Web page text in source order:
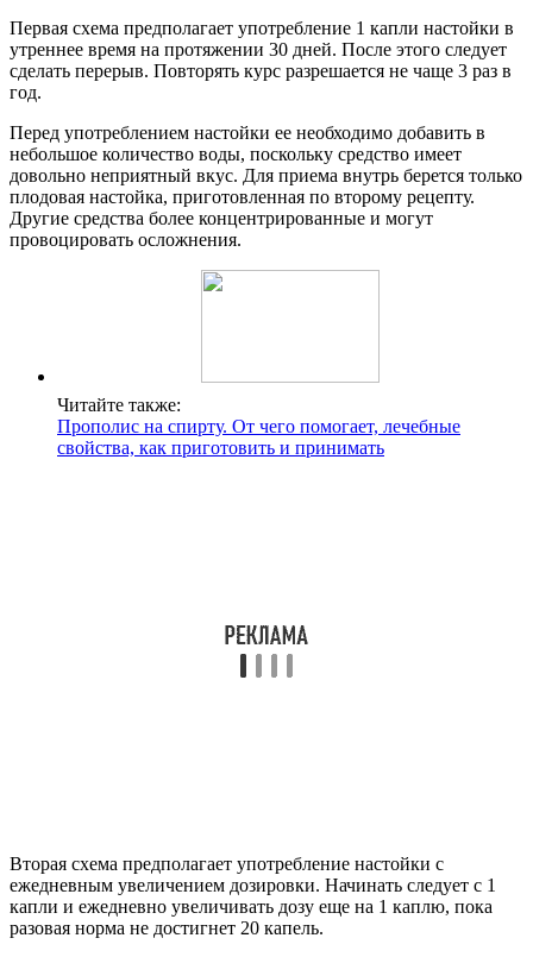
Первая схема предполагает употребление 1 капли настойки в
утреннее время на протяжении 30 дней. После этого следует
сделать перерыв. Повторять курс разрешается не чаще 3 раз в
год.
Перед употреблением настойки ее необходимо добавить в
небольшое количество воды, поскольку средство имеет
довольно неприятный вкус. Для приема внутрь берется только
плодовая настойка, приготовленная по второму рецепту.
Другие средства более концентрированные и могут
провоцировать осложнения.
Читайте также:
Прополис на спирту. От чего помогает, лечебные
свойства, как приготовить и принимать
Вторая схема предполагает употребление настойки с
ежедневным увеличением дозировки. Начинать следует с 1
капли и ежедневно увеличивать дозу еще на 1 каплю, пока
разовая норма не достигнет 20 капель.